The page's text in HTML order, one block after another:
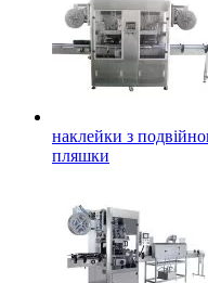
наклейки з
пляшки